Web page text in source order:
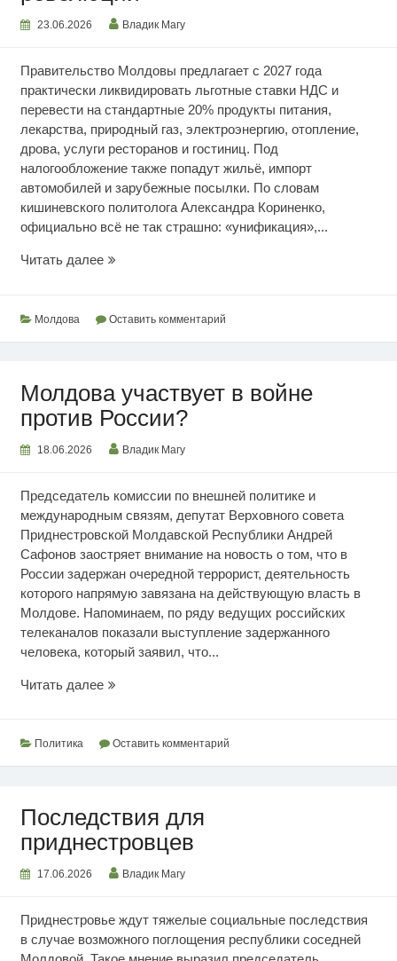
23.06.2026 Владик Магу
Правительство Молдовы предлагает с 2027 года
практически ликвидировать льготные ставки НДС и
перевести на стандартные 20% продукты питания,
лекарства, природный газ, электроэнергию, отопление,
дрова, услуги ресторанов и гостиниц. Под
налогообложение также попадут жильё, импорт
автомобилей и зарубежные посылки. По словам
кишиневского политолога Александра Кориненко,
официально всё не так страшно: «унификация»,...
Читать далееПоследствия
Молдова Оставить комментарий
Молдова участвует в войне
против России?
18.06.2026 Владик Магу
Председатель комиссии по внешней политике и
международным связям, депутат Верховного совета
Приднестровской Молдавской Республики Андрей
Сафонов заостряет внимание на новость о том, что в
России задержан очередной террорист, деятельность
которого напрямую завязана на действующую власть в
Молдове. Напоминаем, по ряду ведущих российских
телеканалов показали выступление задержанного
человека, который заявил, что...
Читать далееМолдова
войне
Политика Оставить комментарий
Последствия для
приднестровцев
17.06.2026 Владик Магу
Приднестровье ждут тяжелые социальные последствия
в случае возможного поглощения республики соседней